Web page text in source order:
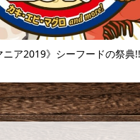
タピオカ漬け丼!!販売延長を繰